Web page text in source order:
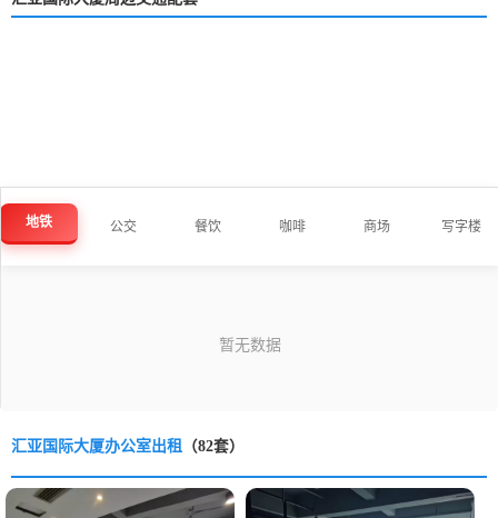
地铁 公交 餐饮 咖啡 商场 写字楼
汇亚国际大厦办公室出租 （82套）